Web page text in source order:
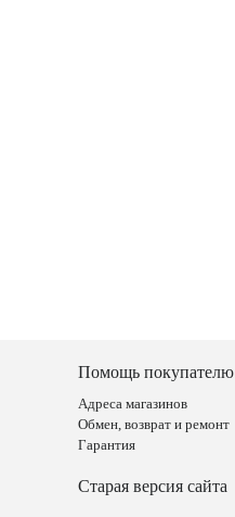
Помощь покупателю
Адреса магазинов
Обмен, возврат и ремонт
Гарантия
Старая версия сайта